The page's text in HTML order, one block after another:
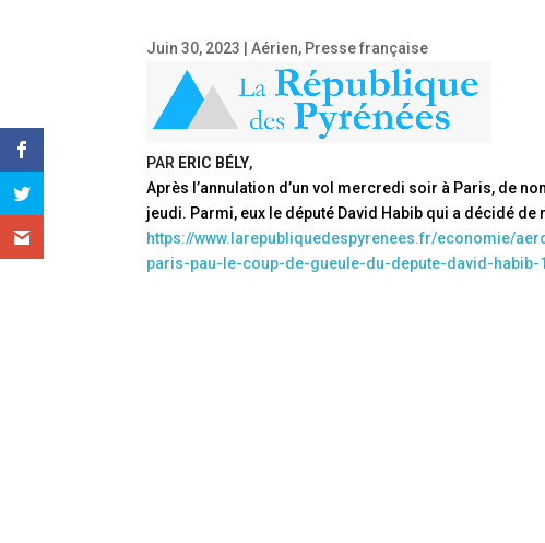
Juin 30, 2023 |Aérien, Presse française
PAR ERIC BÉLY,
Après l’annulation d’un vol mercredi soir à Paris, de
jeudi. Parmi, eux le député David Habib qui a décidé de
https://www.larepubliquedespyrenees.fr/economie/
paris-pau-le-coup-de-gueule-du-depute-david-habib-